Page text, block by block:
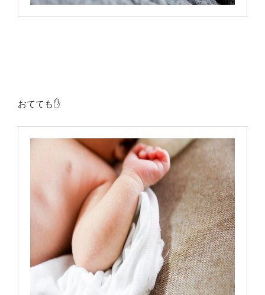
おてても✋